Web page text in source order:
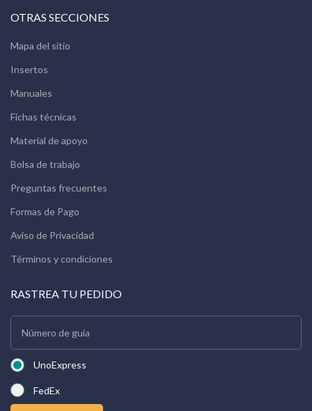
OTRAS SECCIONES
Mapa del sitio
Insertos
Manuales
Fichas técnicas
Material de apoyo
Bolsa de trabajo
Preguntas frecuentes
Formas de Pago
Aviso de Privacidad
Términos y condiciones
RASTREA TU PEDIDO
UnoExpress
FedEx